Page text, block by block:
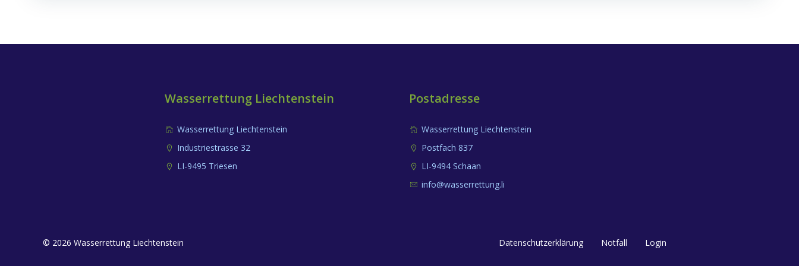
Wasserrettung Liechtenstein
Wasserrettung Liechtenstein
Industriestrasse 32
LI-9495 Triesen
Postadresse
Wasserrettung Liechtenstein
Postfach 837
LI-9494 Schaan
info@wasserrettung.li
© 2026 Wasserrettung Liechtenstein Datenschutzerklärung Notfall Login